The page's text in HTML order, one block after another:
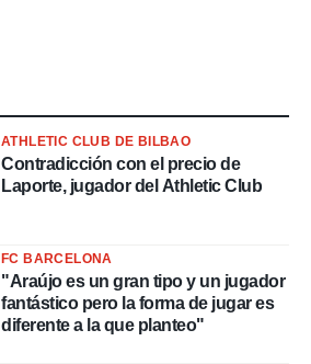
ATHLETIC CLUB DE BILBAO
Contradicción con el precio de
Laporte, jugador del Athletic Club
FC BARCELONA
"Araújo es un gran tipo y un jugador
fantástico pero la forma de jugar es
diferente a la que planteo"